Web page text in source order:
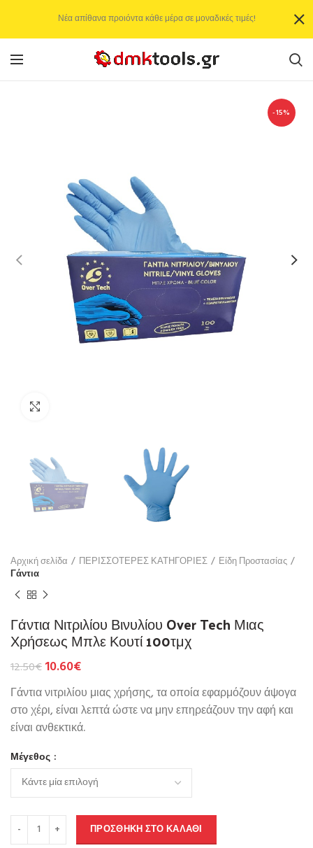
-15%
Αρχική σελίδα ΠΕΡΙΣΣΟΤΕΡΕΣ ΚΑΤΗΓΟΡΙΕΣ
Είδη Προστασίας
Γάντια
Γάντια Νιτριλίου Βινυλίου Over Tech Μιας
Χρήσεως Μπλε Κουτί 100τμχ
12.50€10.60€
Γάντια νιτριλίου μιας χρήσης, τα οποία εφαρμόζουν άψογα
στο χέρι, είναι λεπτά ώστε να μην επηρεάζουν την αφή και
είναι ανθεκτικά.
Μέγεθος
ΠΡΟΣΘΉΚΗ ΣΤΟ ΚΑΛΆΘΙ
Νέα απίθανα προιόντα κάθε μέρα σε μοναδικές τιμές!